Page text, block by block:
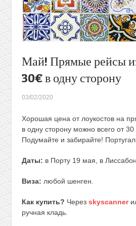
Май! Прямые рейсы
30€ в одну сторону
03/02/2020
Хорошая цена от лоукостов на
в одну сторону можно всего от
Подумайте и забирайте!
Даты: в Порту 19 мая, в
Виза: любой шенген.
Как купить? Через skyscanner
ручная кладь.